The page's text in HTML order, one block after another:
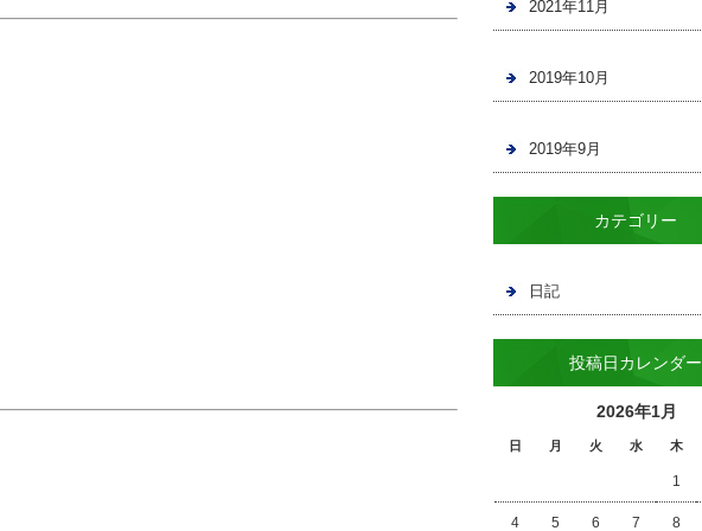
2021年11月
2019年10月
2019年9月
カテゴリー
日記
投稿日カレンダー
2026年1月
日 月 火 水 木
1
4 5 6 7 8